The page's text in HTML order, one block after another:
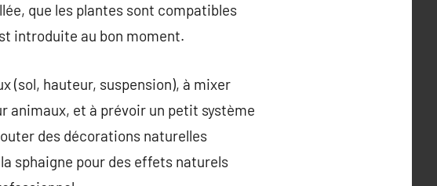
que les plantes sont compatibles
introduite au bon moment.
(sol, hauteur, suspension), à mixer
animaux, et à prévoir un petit système
des décorations naturelles
sphaigne pour des effets naturels